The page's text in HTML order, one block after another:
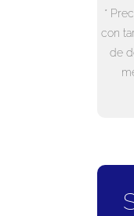
*
con
de